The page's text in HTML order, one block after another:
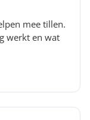
mee tillen.
werkt en wat